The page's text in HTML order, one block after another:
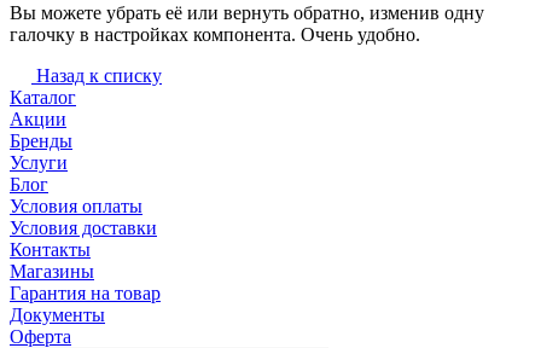
Вы можете убрать её или вернуть обратно, изменив одну
галочку в настройках компонента. Очень удобно.
Назад к списку
Каталог
Акции
Бренды
Услуги
Блог
Условия оплаты
Условия доставки
Контакты
Магазины
Гарантия на товар
Документы
Оферта